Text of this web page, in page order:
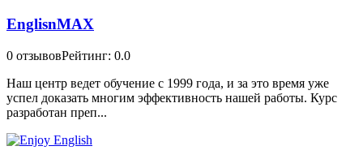
EnglisnMAX
0 отзывовРейтинг: 0.0
Наш центр ведет обучение с 1999 года, и за это время уже
успел доказать многим эффективность нашей работы. Курс
разработан преп...